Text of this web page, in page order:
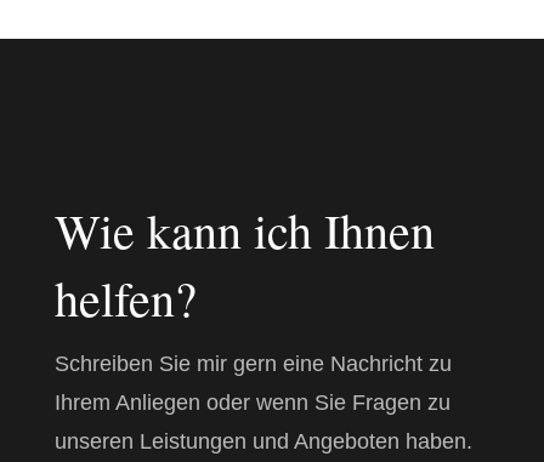
Wie kann ich Ihnen
helfen?
Schreiben Sie mir gern eine Nachricht zu
Ihrem Anliegen oder wenn SieFragen zu
unseren Leistungen und Angeboten haben.